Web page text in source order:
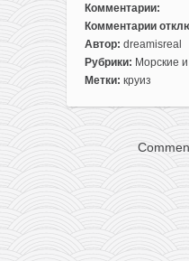
Комментарии:
Комментарии
к
записи
Круиз
лето:
дневная
трансатлантика
из
Европы
Бразилию
Автор: dreamisreal
Рубрики: Морские
Метки: круиз